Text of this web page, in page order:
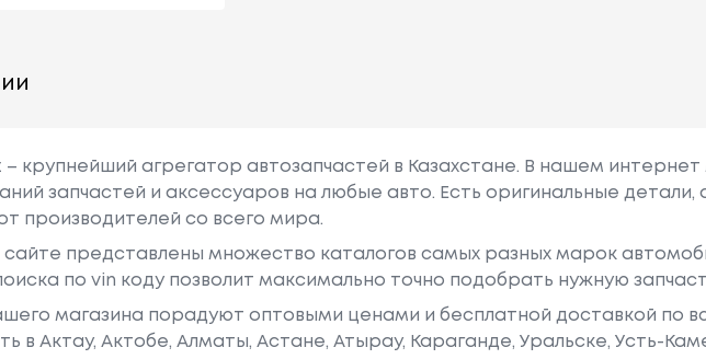
– крупнейший агрегатор автозапчастей в Казахстане. В нашем интернет
запчастей и аксессуаров на любые авто. Есть оригинальные
производителей со всего мира.
представлены множество каталогов самых разных марок
по vin коду позволит максимально точно подобрать нужную
магазина порадуют оптовыми ценами и бесплатной доставкой по
в Актау, Актобе, Алматы, Астане, Атырау, Караганде, Уральске, Усть-